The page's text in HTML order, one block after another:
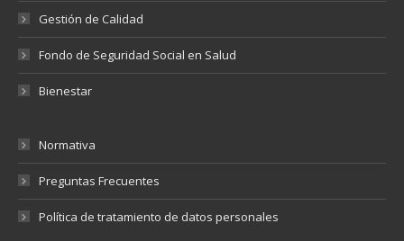
Gestión de Calidad
Fondo de Seguridad Social en Salud
Bienestar
Normativa
Preguntas Frecuentes
Política de tratamiento de datos personales